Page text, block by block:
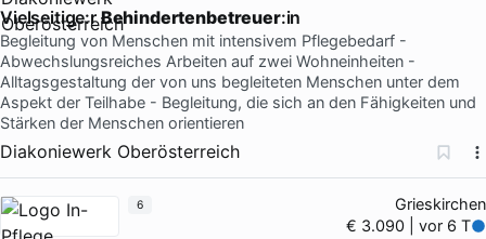
Vielseitige:rBehindertenbetreuer:in
Begleitung von Menschen mit intensivem Pflegebedarf -
Abwechslungsreiches Arbeiten auf zwei Wohneinheiten -
Alltagsgestaltung der von uns begleiteten Menschen unter dem
Aspekt der Teilhabe - Begleitung, die sich an den Fähigkeiten und
Stärken der Menschen orientieren
Diakoniewerk Oberösterreich
Grieskirchen
€ 3.090 | vor 6 T
6